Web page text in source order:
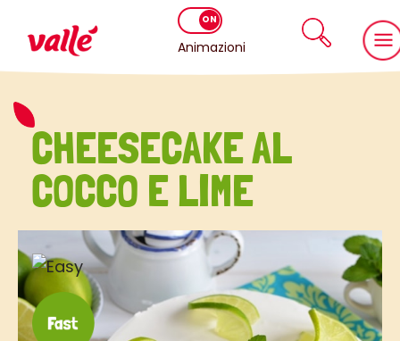
Animazioni
CHEESECAKE AL
COCCO E LIME